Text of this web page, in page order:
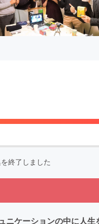
終了しました
ケーションの中に人